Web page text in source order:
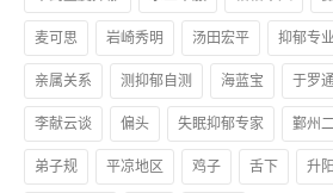
麦可思 岩崎秀明 汤田宏平 抑郁专
亲属关系 测抑郁自测 海蓝宝 于罗
李献云谈 偏头 失眠抑郁专家 鄞州
弟子规 平凉地区 鸡子 舌下 升阳